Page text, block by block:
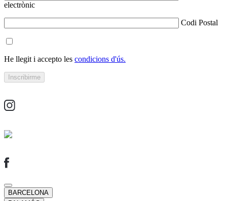
electrònic
Codi Postal
He llegit i accepto les condicions d'ús.
BARCELONA